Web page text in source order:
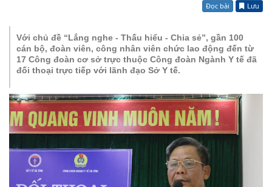
Đọc bài Lưu
Với chủ đề “Lắng nghe - Thấu hiểu - Chia sẻ”, gần 100
cán bộ, đoàn viên, công nhân viên chức lao động đến từ
17 Công đoàn cơ sở trực thuộc Công đoàn Ngành Y tế đã
đối thoại trực tiếp với lãnh đạo Sở Y tế.